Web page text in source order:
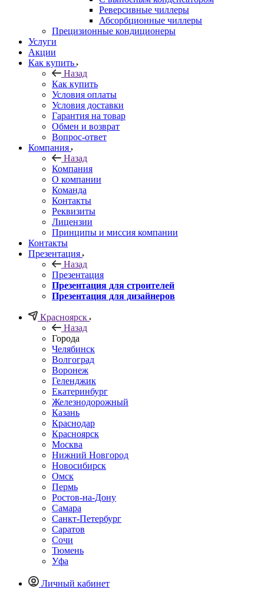
Реверсивные чиллеры
Абсорбционные чиллеры
Прецизионные кондиционеры
Услуги
Акции
Как купить
Назад
Как купить
Условия оплаты
Условия доставки
Гарантия на товар
Обмен и возврат
Вопрос-ответ
Компания
Назад
Компания
О компании
Команда
Контакты
Реквизиты
Лицензии
Принципы и миссия компании
Контакты
Презентация
Назад
Презентация
Презентация для строителей
Презентация для дизайнеров
Красноярск
Назад
Города
Челябинск
Волгоград
Воронеж
Геленджик
Екатеринбург
Железнодорожный
Казань
Краснодар
Красноярск
Москва
Нижний Новгород
Новосибирск
Омск
Пермь
Ростов-на-Дону
Самара
Санкт-Петербург
Саратов
Сочи
Тюмень
Уфа
Личный кабинет